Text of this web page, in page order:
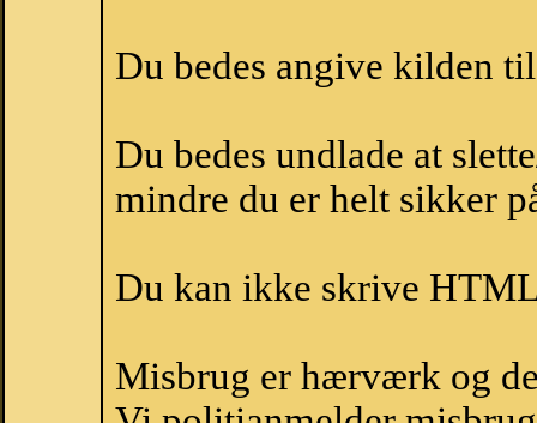
Du bedes angive kilden
Du bedes undlade at
mindre du er helt sikker
Du kan ikke skrive
Misbrug er hærværk og